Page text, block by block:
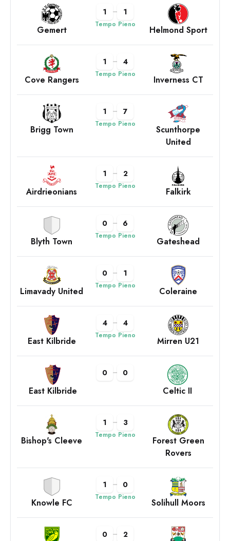
Gemert
1 1
Tempo Pieno Helmond Sport
Cove Rangers
1 4
Tempo Pieno Inverness CT
Brigg Town
1 7
Tempo Pieno
Scunthorpe
United
Airdrieonians
1 2
Tempo Pieno Falkirk
Blyth Town
0 6
Tempo Pieno Gateshead
Limavady United
0 1
Tempo Pieno Coleraine
East Kilbride
4 4
Tempo Pieno Mirren U21
East Kilbride
0 0
Celtic II
Bishop's Cleeve
1 3
Tempo Pieno
Forest Green
Rovers
Knowle FC
1 0
Tempo Pieno Solihull Moors
0 2